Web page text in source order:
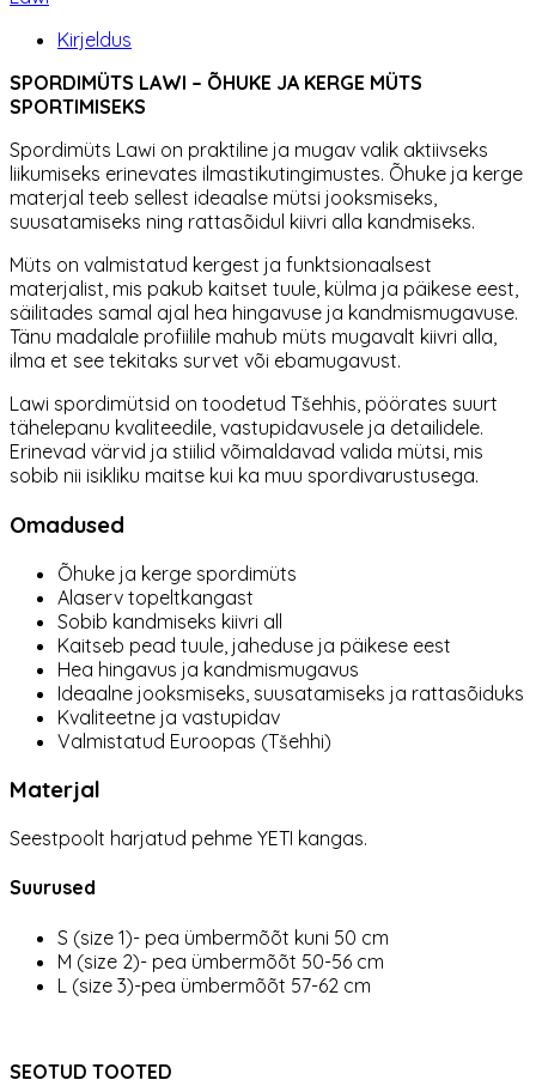
kogus
Kirjeldus
SPORDIMÜTS LAWI – ÕHUKE JA KERGE MÜTS
SPORTIMISEKS
Spordimüts Lawi on praktiline ja mugav valik aktiivseks
liikumiseks erinevates ilmastikutingimustes. Õhuke ja kerge
materjal teeb sellest ideaalse mütsi jooksmiseks,
suusatamiseks ning rattasõidul kiivri alla kandmiseks.
Müts on valmistatud kergest ja funktsionaalsest
materjalist, mis pakub kaitset tuule, külma ja päikese eest,
säilitades samal ajal hea hingavuse ja kandmismugavuse.
Tänu madalale profiilile mahub müts mugavalt kiivri alla,
ilma et see tekitaks survet või ebamugavust.
Lawi spordimütsid on toodetud Tšehhis, pöörates suurt
tähelepanu kvaliteedile, vastupidavusele ja detailidele.
Erinevad värvid ja stiilid võimaldavad valida mütsi, mis
sobib nii isikliku maitse kui ka muu spordivarustusega.
Omadused
Õhuke ja kerge spordimüts
Alaserv topeltkangast
Sobib kandmiseks kiivri all
Kaitseb pead tuule, jaheduse ja päikese eest
Hea hingavus ja kandmismugavus
Ideaalne jooksmiseks, suusatamiseks ja rattasõiduks
Kvaliteetne ja vastupidav
Valmistatud Euroopas (Tšehhi)
Materjal
Seestpoolt harjatud pehme YETI kangas.
Suurused
S (size 1)- pea ümbermõõt kuni 50 cm
M (size 2)- pea ümbermõõt 50-56 cm
L (size 3)-pea ümbermõõt 57-62 cm
SEOTUD TOOTED